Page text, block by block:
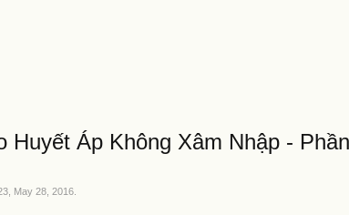
Huyết Áp Không Xâm Nhập -
May 28, 2016